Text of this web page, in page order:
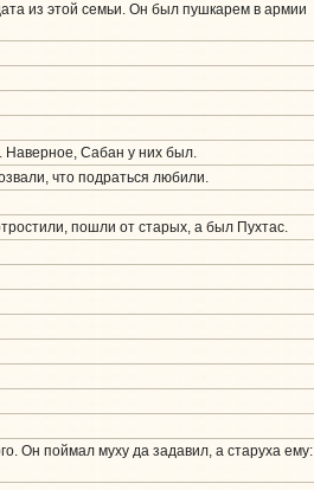
из этой семьи. Он был пушкарем в армии
Наверное, Сабан у них был.
что подраться любили.
пошли от старых, а был Пухтас.
Он поймал муху да задавил, а старуха ему: